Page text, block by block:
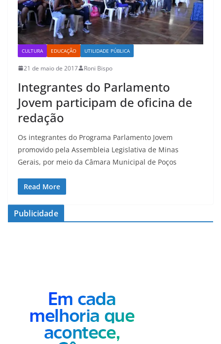
CULTURA EDUCAÇÃO UTILIDADE PÚBLICA
21 de maio de 2017 Roni Bispo
Integrantes do Parlamento
Jovem participam de oficina de
redação
Os integrantes do Programa Parlamento Jovem
promovido pela Assembleia Legislativa de Minas
Gerais, por meio da Câmara Municipal de Poços
Read More
Publicidade